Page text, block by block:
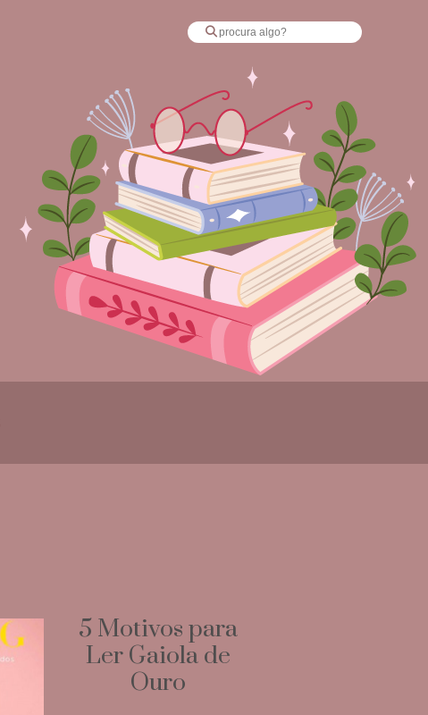
5 Motivos para
Ler Gaiola de
Ouro